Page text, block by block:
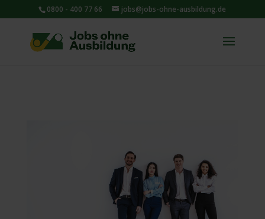
0800 - 400 77 66 jobs@jobs-ohne-ausbildung.de